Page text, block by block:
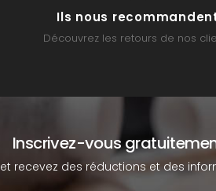
Ils nous
Découvrez les retours de nos
Inscrivez-vous
et recevez des réductions et des